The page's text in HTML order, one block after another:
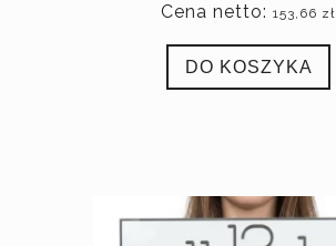
Cena netto: 153,66 zł
DO KOSZYKA